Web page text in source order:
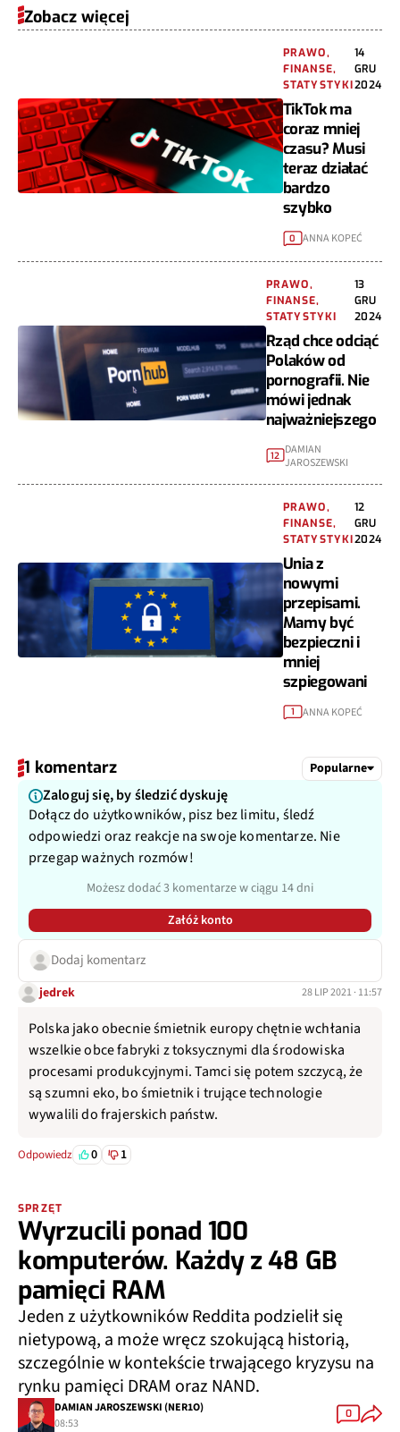
Zobacz więcej
PRAWO,
FINANSE,
STATYSTYKI
14
GRU
2024
TikTok ma
coraz mniej
czasu? Musi
teraz działać
bardzo
szybko
0 ANNA KOPEĆ
PRAWO,
FINANSE,
STATYSTYKI
13
GRU
2024
Rząd chce odciąć
Polaków od
pornografii. Nie
mówi jednak
najważniejszego
12 DAMIAN
JAROSZEWSKI
PRAWO,
FINANSE,
STATYSTYKI
12
GRU
2024
Unia z
nowymi
przepisami.
Mamy być
bezpieczni i
mniej
szpiegowani
1 ANNA KOPEĆ
1 komentarz Popularne
Zaloguj się, by śledzić dyskuję
Dołącz do użytkowników, pisz bez limitu, śledź
odpowiedzi oraz reakcje na swoje komentarze. Nie
przegap ważnych rozmów!
Możesz dodać 3 komentarze w ciągu 14 dni
Załóż konto
Dodaj komentarz
jedrek 28 LIP 2021 · 11:57
Polska jako obecnie śmietnik europy chętnie wchłania
wszelkie obce fabryki z toksycznymi dla środowiska
procesami produkcyjnymi. Tamci się potem szczycą, że
są szumni eko, bo śmietnik i trujące technologie
wywalili do frajerskich państw.
Odpowiedz 0 1
SPRZĘT
Wyrzucili ponad 100
komputerów. Każdy z 48 GB
pamięci RAM
Jeden z użytkowników Reddita podzielił się
nietypową, a może wręcz szokującą historią,
szczególnie w kontekście trwającego kryzysu na
rynku pamięci DRAM oraz NAND.
DAMIAN JAROSZEWSKI (NER1O)
08:53
0